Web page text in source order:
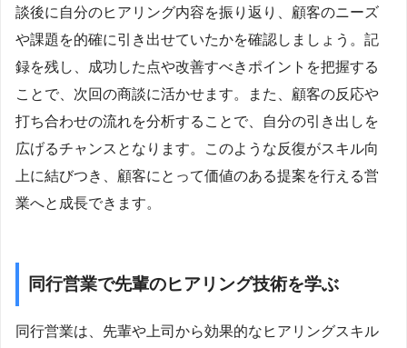
談後に自分のヒアリング内容を振り返り、顧客のニーズ
や課題を的確に引き出せていたかを確認しましょう。記
録を残し、成功した点や改善すべきポイントを把握する
ことで、次回の商談に活かせます。また、顧客の反応や
打ち合わせの流れを分析することで、自分の引き出しを
広げるチャンスとなります。このような反復がスキル向
上に結びつき、顧客にとって価値のある提案を行える営
業へと成長できます。
同行営業で先輩のヒアリング技術を学ぶ
同行営業は、先輩や上司から効果的なヒアリングスキル